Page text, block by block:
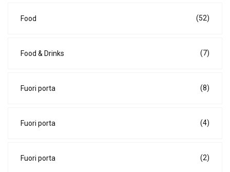
Food (52)
Food & Drinks (7)
Fuori porta (8)
Fuori porta (4)
Fuori porta (2)